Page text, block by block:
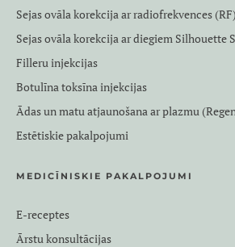
Sejas ovāla korekcija ar radiofrekvences
Sejas ovāla korekcija ar diegiem Silhouette
Filleru injekcijas
Botulīna toksīna injekcijas
Ādas un matu atjaunošana ar plazmu
Estētiskie pakalpojumi
MEDICĪNISKIE PAKALPOJUMI
E-receptes
Ārstu konsultācijas